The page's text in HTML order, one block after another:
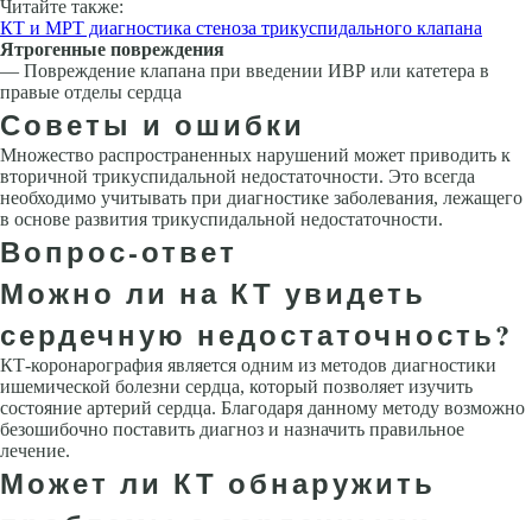
Читайте также:
КТ и МРТ диагностика стеноза трикуспидального клапана
Ятрогенные повреждения
— Повреждение клапана при введении ИВР или катетера в
правые отделы сердца
Советы и ошибки
Множество распространенных нарушений может приводить к
вторичной трикуспидальной недостаточности. Это всегда
необходимо учитывать при диагностике заболевания, лежащего
в основе развития трикуспидальной не­достаточности.
Вопрос-ответ
Можно ли на КТ увидеть
сердечную недостаточность?
КТ-коронарография является одним из методов диагностики
ишемической болезни сердца, который позволяет изучить
состояние артерий сердца. Благодаря данному методу возможно
безошибочно поставить диагноз и назначить правильное
лечение.
Может ли КТ обнаружить